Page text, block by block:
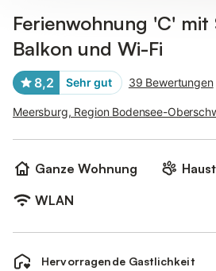
Ferienwohnung 'C' mit
Balkon und Wi-Fi
8,2 Sehr gut 39 Bewertungen
Meersburg, Region Bodensee-
Ganze Wohnung
WLAN
Hervorragende Gastlichkeit